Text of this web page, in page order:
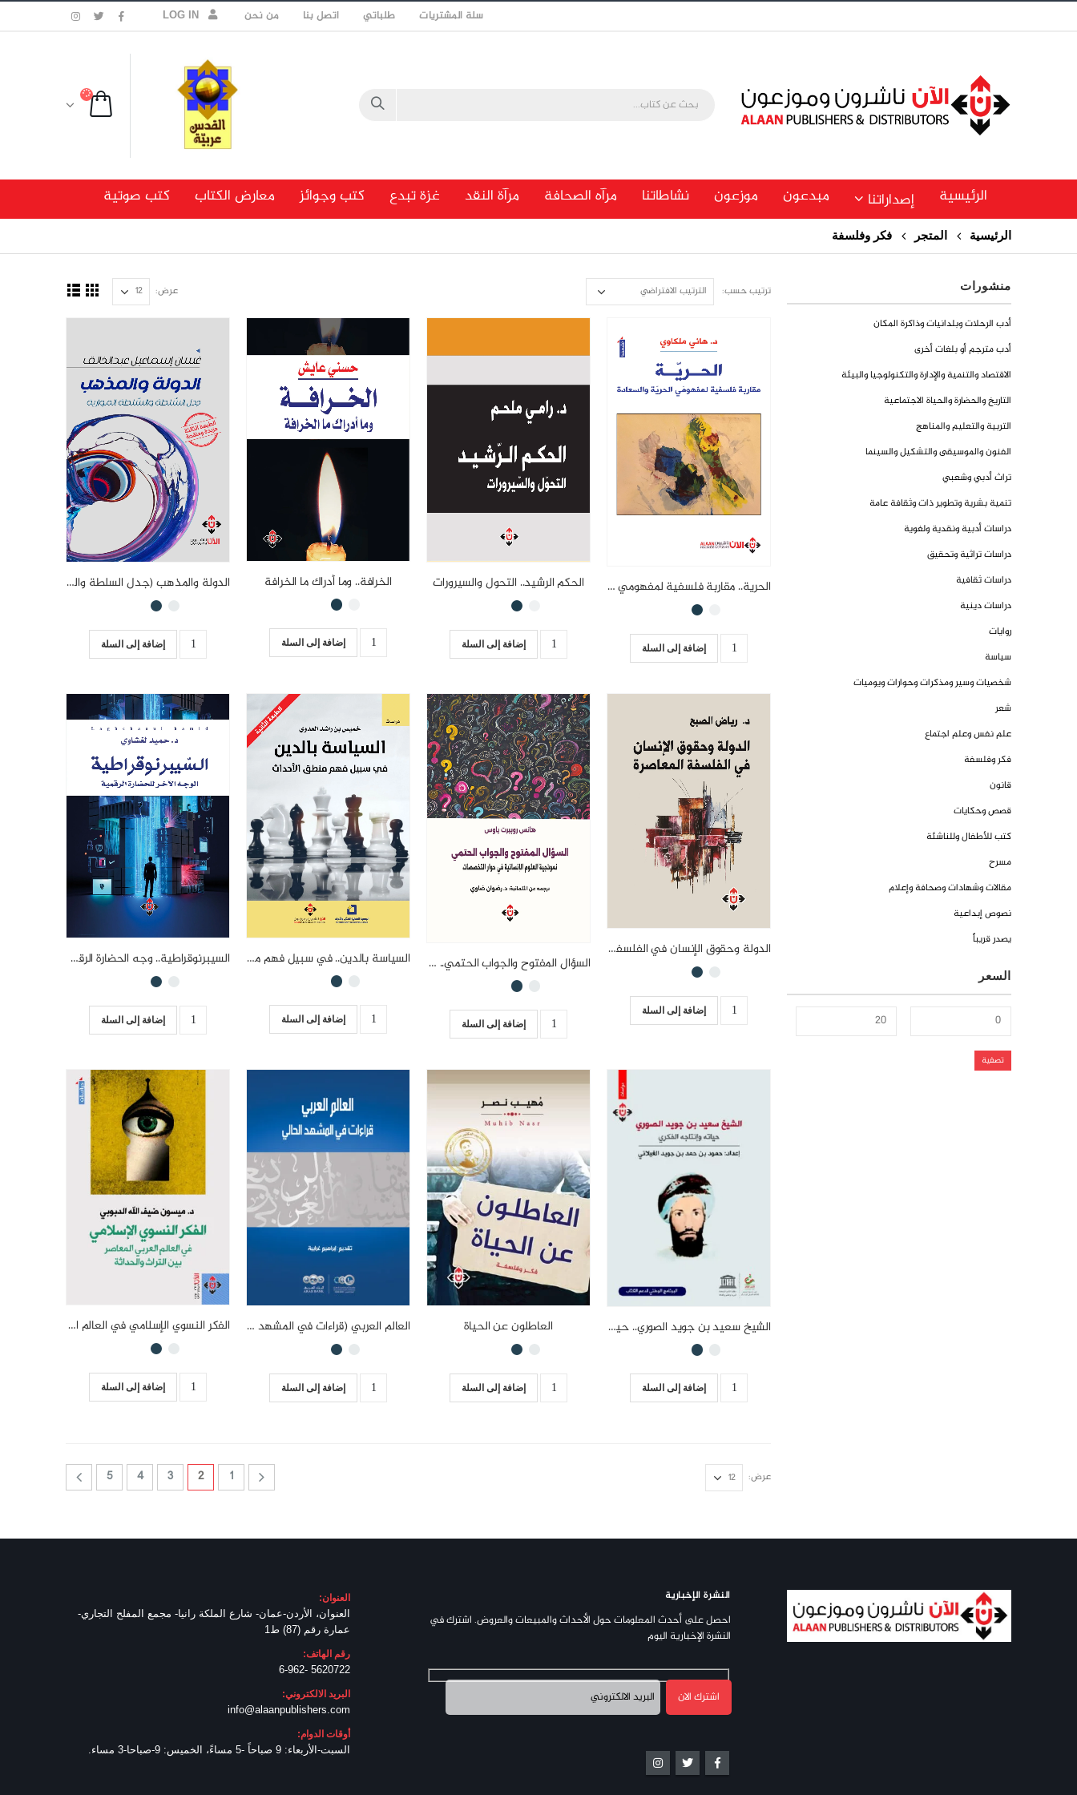
سلة المشتريات طلباتي اتصل بنا من نحن LOG IN
الرئيسية إصداراتنا مبدعون موزعون نشاطاتنا مرآه الصحافة مرآة النقد غزة تبدع كتب وجوائز معارض الكتاب كتب صوتية
الرئيسية المتجر فكر وفلسفة
ترتيب حسب: عرض:
الحرية.. مقاربة فلسفية لمفهومي الحرية والسعادة
إضافة إلى السلة
الحكم الرشيد.. التحول والسيرورات
إضافة إلى السلة
الخرافة.. وما أدراك ما الخرافة
إضافة إلى السلة
الدولة والمذهب (جدل السلطة والسلطة الموازية)
إضافة إلى السلة
الدولة وحقوق الإنسان في الفلسفة المعاصرة
إضافة إلى السلة
السؤال المفتوح والجواب الحتمي.. نموذجية العلوم الإنسانية في حوار التخصصات
إضافة إلى السلة
السياسة بالدين.. في سبيل فهم منطق الأحداث
إضافة إلى السلة
السيبرنوقراطية.. وجه الحضارة الرقمية الآخر
إضافة إلى السلة
الشيخ سعيد بن جويد الصوري.. حياته وإنتاجه الفكري
إضافة إلى السلة
العاطلون عن الحياة
إضافة إلى السلة
العالم العربي (قراءات في المشهد الحالي)
إضافة إلى السلة
الفكر النسوي الإسلامي في العالم العربي المعاصر بين التراث والحداثة
إضافة إلى السلة
عرض: 1
2
3
4
5
منشورات
أدب الرحلات وبلدانيات وذاكرة المكان
أدب مترجم أو بلغات أخرى
الاقتصاد والتنمية والإدارة والتكنولوجيا والبيئة
التاريخ والحضارة والحياة الاجتماعية
التربية والتعليم والمناهج
الفنون والموسيقى والتشكيل والسينما
تراث أدبي وشعبي
تنمية بشرية وتطوير ذات وثقافة عامة
دراسات أدبية ونقدية ولغوية
دراسات تراثية وتحقيق
دراسات ثقافية
دراسات دينية
روايات
سياسة
شخصيات وسير ومذكرات وحوارات ويوميات
شعر
علم نفس وعلم اجتماع
فكر وفلسفة
قانون
قصص وحكايات
كتب للأطفال وللناشئة
مسرح
مقالات وشهادات وصحافة وإعلام
نصوص إبداعية
يصدر قريباً
السعر
سعر
سعر
تصفية
النشرة الإخبارية
احصل على أحدث المعلومات حول الأحداث والمبيعات والعروض. اشترك في
النشرة الإخبارية اليوم
العنوان:
العنوان، الأردن-عمان- شارع الملكة رانيا- مجمع المفلح التجاري-
عمارة رقم (87) ط1
رقم الهاتف:
5620722 -6-962
البريد الالكتروني:
info@alaanpublishers.com
أوقات الدوام:
السبت-الأربعاء: 9 صباحاً -5 مساءً، الخميس: 9-صباحا-3 مساء.